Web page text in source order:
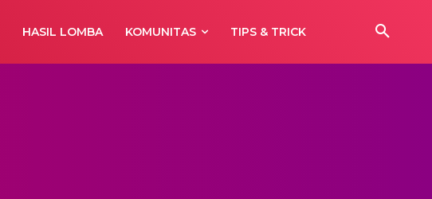
HASIL LOMBA KOMUNITAS TIPS & TRICK